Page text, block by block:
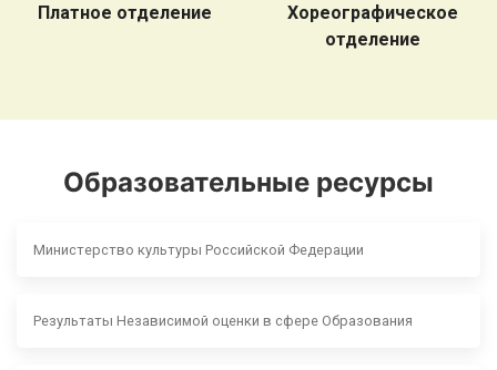
Платное отделение
Хореографическое
отделение
Образовательные ресурсы
Министерство культуры Российской Федерации
Результаты Независимой оценки в сфере Образования